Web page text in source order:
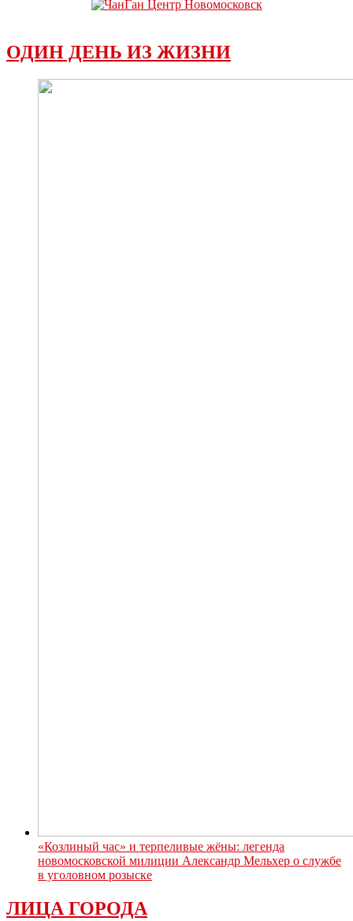
ОДИН ДЕНЬ ИЗ ЖИЗНИ
«Козлиный час» и терпеливые жёны: легенда
новомосковской милиции Александр Мельхер о службе
в уголовном розыске
ЛИЦА ГОРОДА